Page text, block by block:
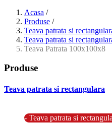
Acasa /
Produse /
Teava patrata si
Teava patrata si
Teava Patrata 100x100x8
Produse
Teava patrata si rectangulara
- Teava patrata si